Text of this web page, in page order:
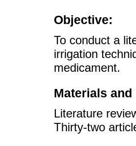
Objective:
To conduct a
irrigation
medicament.
Materials and
Literature
Thirty-two